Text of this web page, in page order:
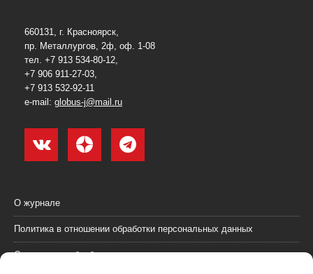
660131, г. Красноярск,
пр. Металлургов, 2ф, оф. 1-08
тел. +7 913 534-80-12,
+7 906 911-27-03,
+7 913 532-92-11
e-mail: globus-j@mail.ru
О журнале
Политика в отношении обработки персональных данных
Согласие на обработку персональных данных